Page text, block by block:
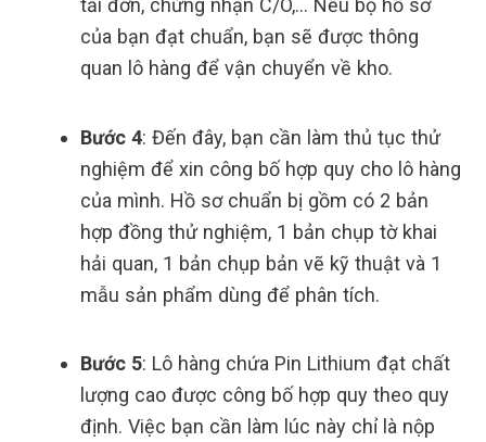
tải đơn, chứng nhận C/O,… Nếu bộ hồ sơ
của bạn đạt chuẩn, bạn sẽ được thông
quan lô hàng để vận chuyển về kho.
Bước 4: Đến đây, bạn cần làm thủ tục thử
nghiệm để xin công bố hợp quy cho lô hàng
của mình. Hồ sơ chuẩn bị gồm có 2 bản
hợp đồng thử nghiệm, 1 bản chụp tờ khai
hải quan, 1 bản chụp bản vẽ kỹ thuật và 1
mẫu sản phẩm dùng để phân tích.
Bước 5: Lô hàng chứa Pin Lithium đạt chất
lượng cao được công bố hợp quy theo quy
định. Việc bạn cần làm lúc này chỉ là nộp